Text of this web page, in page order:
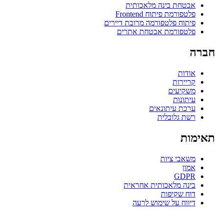
אבטחת בינה מלאכותית
פלטפורמת פיתוח Frontend
פיתוח פלטפורמה מרובת דיירים
פלטפורמת אבטחת אתרים
חברה
אודות
קריירות
משקיעים
עיתונות
ערכת עיתונאים
רשת גלובלית
תאימות
משאבי ציות
אמון
GDPR
בינה מלאכותית אחראית
דוח שקיפות
דיווח על שימוש לרעה